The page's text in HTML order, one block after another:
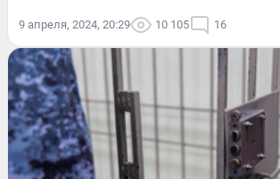
9 апреля, 2024, 20:29 10 105 16